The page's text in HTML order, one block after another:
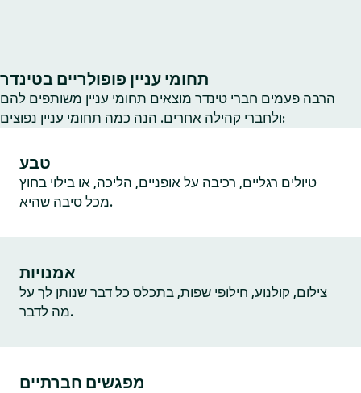
תחומי עניין פופולריים בטינדר
הרבה פעמים חברי טינדר מוצאים תחומי עניין משותפים להם
ולחברי קהילה אחרים. הנה כמה תחומי עניין נפוצים:
טבע
טיולים רגליים, רכיבה על אופניים, הליכה, או בילוי בחוץ
מכל סיבה שהיא.
אמנויות
צילום, קולנוע, חילופי שפות, בתכלס כל דבר שנותן לך על
מה לדבר.
מפגשים חברתיים